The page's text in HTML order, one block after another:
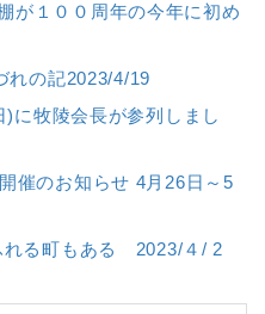
が１００周年の今年に初め
れの記2023/4/19
に牧陵会長が参列しまし
催のお知らせ 4月26日～5
れる町もある 2023/４/ 2